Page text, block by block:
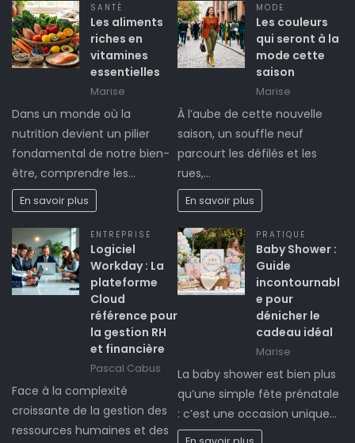
SANTÉ
Les aliments
riches en
vitamines
essentielles
Marise
Dans un monde où la
nutrition devient un pilier
fondamental de notre bien-
être, comprendre les…
En savoir plus
MODE
Les couleurs
qui seront à la
mode cette
saison
Marise
À l’aube de cette nouvelle
saison, un souffle neuf
parcourt les défilés et les
rues,…
En savoir plus
ENTREPRISE
Logiciel
Workday : La
plateforme
Cloud
référence pour
la gestion RH
et financière
Pascal Cabus
Face à la complexité
croissante de la gestion des
ressources humaines et des
PRATIQUE
Baby Shower :
Guide
incontournabl
e pour
dénicher le
cadeau idéal
Marise
La baby shower est bien plus
qu’une simple fête prénatale
: c’est une occasion unique…